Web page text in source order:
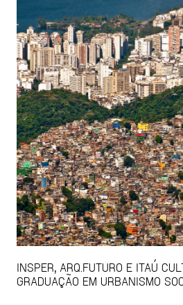
INSPER, ARQ.FUTURO E ITAÚ
GRADUAÇÃO EM URBANISMO